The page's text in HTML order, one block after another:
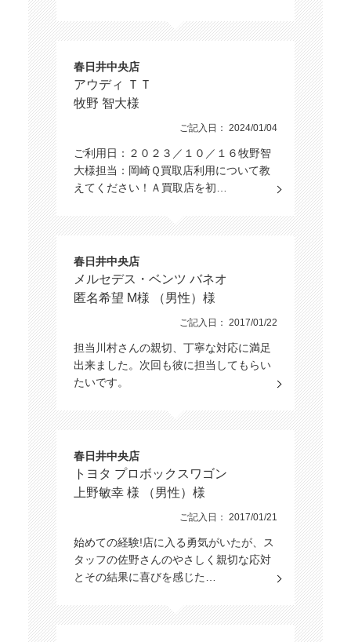
春日井中央店
アウディ ＴＴ
牧野 智大様
ご記入日： 2024/01/04
ご利用日：２０２３／１０／１６牧野智
大様担当：岡崎Ｑ買取店利用について教
えてください！Ａ買取店を初…
春日井中央店
メルセデス・ベンツ バネオ
匿名希望 M様 （男性）様
ご記入日： 2017/01/22
担当川村さんの親切、丁寧な対応に満足
出来ました。次回も彼に担当してもらい
たいです。
春日井中央店
トヨタ プロボックスワゴン
上野敏幸 様 （男性）様
ご記入日： 2017/01/21
始めての経験!店に入る勇気がいたが、ス
タッフの佐野さんのやさしく親切な応対
とその結果に喜びを感じた…